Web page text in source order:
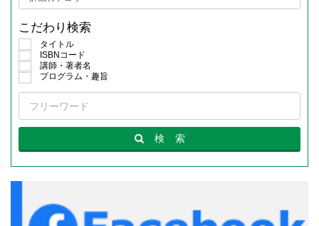
こだわり検索
タイトル
ISBNコード
講師・著者名
プログラム・趣旨
検 索